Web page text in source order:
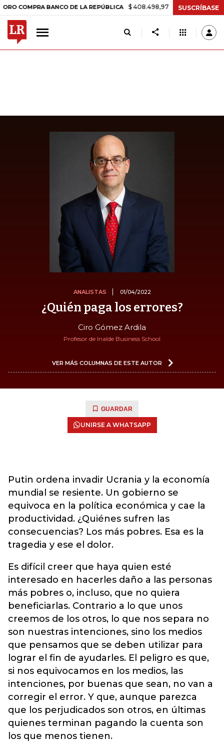
BANCO DE LA REPÚBLICA $ 408.498,97 +$ 8.753,81 +2,19%
SUSCRÍBASE
ANALISTAS 01/04/2022
¿Quién paga los errores?
Ciro Gómez Ardila
Profesor de Inalde Business School
VER MÁS COLUMNAS DE ESTE AUTOR
GUARDAR
UNIRSE A WHATSAPP
Putin ordena invadir Ucrania y la economía
mundial se resiente. Un gobierno se
equivoca en la política económica y cae la
productividad. ¿Quiénes sufren las
consecuencias? Los más pobres. Esa es la
tragedia y ese el dolor.
Es difícil creer que haya quien esté
interesado en hacerles daño a las personas
más pobres o, incluso, que no quiera
beneficiarlas. Contrario a lo que unos
creemos de los otros, lo que nos separa no
son nuestras intenciones, sino los medios
que pensamos que se deben utilizar para
lograr el fin de ayudarles. El peligro es que,
si nos equivocamos en los medios, las
intenciones, por buenas que sean, no van a
corregir el error. Y que, aunque parezca
que los perjudicados son otros, en últimas
quienes terminan pagando la cuenta son
los que menos tienen.